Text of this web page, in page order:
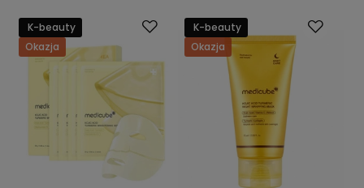
K-beauty
Okazja
K-beauty
Okazja